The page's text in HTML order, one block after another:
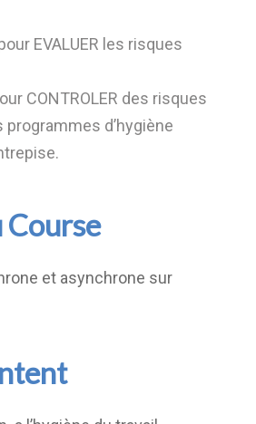
EVALUER les risques
CONTROLER des risques
programmes d’hygiène
Course
et asynchrone sur